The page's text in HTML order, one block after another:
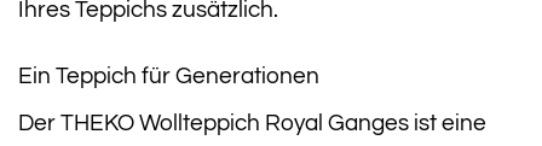
Ihres Teppichs zusätzlich.
Ein Teppich für Generationen
Der THEKO Wollteppich Royal Ganges ist eine